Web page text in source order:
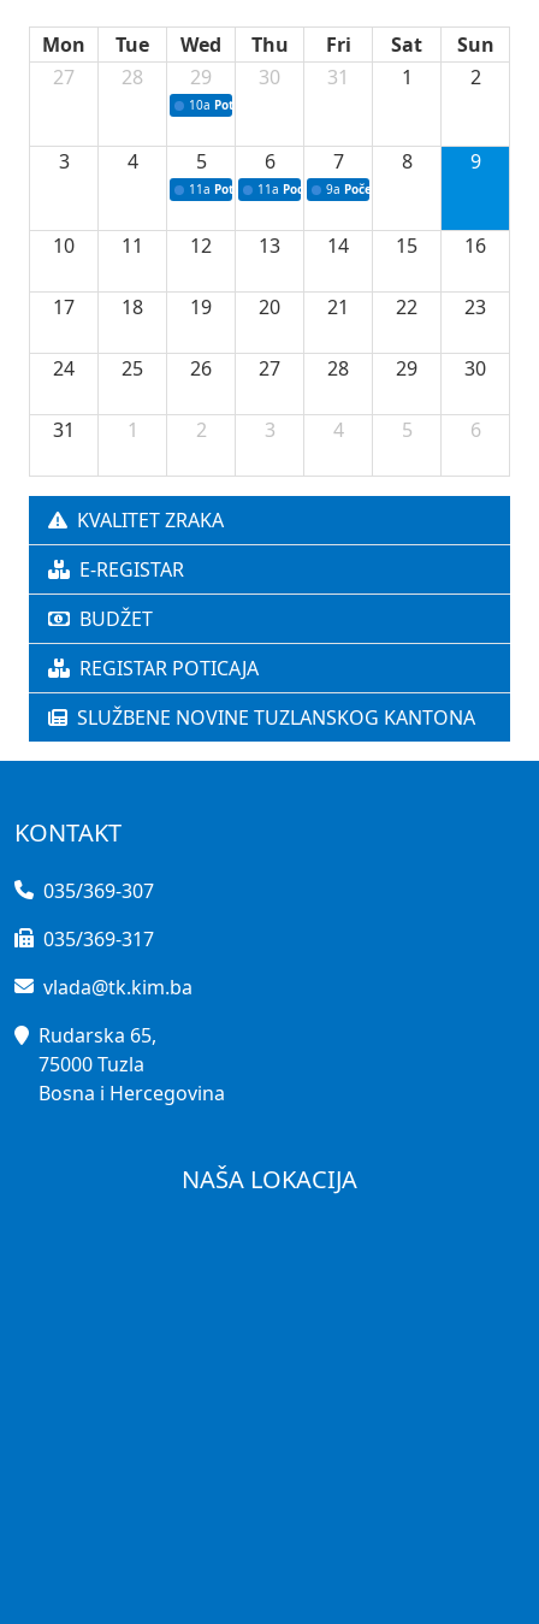
Mon Tue Wed Thu Fri Sat
Sun
27
28 29
10a Potpisivanje ugovora sa neprofitnim
30 31 1 2
3 4 5
11a Potpisivanje ugovora o stipendijama za
6
11a Podrška razvoju vodne infrastrukture u
7
9a Početak izgradnje nove
8 9
10 11 12 13 14 15 16
17 18 19 20 21 22 23
24 25 26 27 28 29 30
31 1 2 3 4 5 6
KVALITET ZRAKA
E-REGISTAR
BUDŽET
REGISTAR POTICAJA
SLUŽBENE NOVINE TUZLANSKOG KANTONA
KONTAKT
035/369-307
035/369-317
vlada@tk.kim.ba
Rudarska 65,
75000 Tuzla
Bosna i Hercegovina
NAŠA LOKACIJA